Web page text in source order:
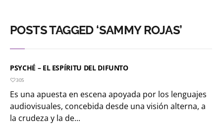
POSTS TAGGED ‘SAMMY ROJAS’
PSYCHÉ – EL ESPÍRITU DEL DIFUNTO
305
Es una apuesta en escena apoyada por los lenguajes
audiovisuales, concebida desde una visión alterna, a
la crudeza y la de...